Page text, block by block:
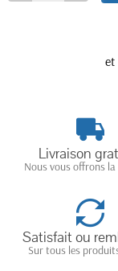
et
Livraison
Nous vous offrons
Satisfait ou
Sur tous les